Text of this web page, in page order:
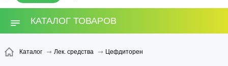
КАТАЛОГ ТОВАРОВ
Каталог Лек. средства Цефдиторен